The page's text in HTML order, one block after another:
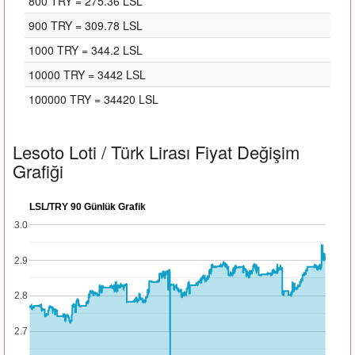
900 TRY = 309.78 LSL
1000 TRY = 344.2 LSL
10000 TRY = 3442 LSL
100000 TRY = 34420 LSL
Lesoto Loti / Türk Lirası Fiyat Değişim
Grafiği
LSL/TRY 90 Günlük Grafik
2.7
2.8
2.9
3.0